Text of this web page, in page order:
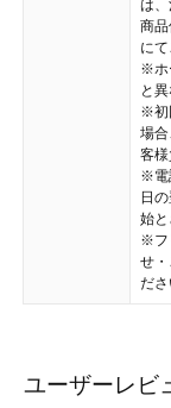
は、
商
にて
※ホ
と異
※初
場
客様
※電
日
始と
※フ
せ
ださ
ユーザーレビ